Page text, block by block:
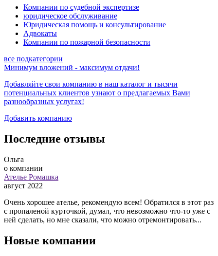
Компании по судебной экспертизе
юридическое обслуживание
Юридическая помощь и консультирование
Адвокаты
Компании по пожарной безопасности
все подкатегории
Минимум вложений - максимум отдачи!
Добавляйте свои компанию в наш каталог и тысячи
потенциальных клиентов узнают о предлагаемых Вами
разнообразных услугах!
Добавить компанию
Последние отзывы
Ольга
о компании
Ателье Ромашка
август 2022
Очень хорошее ателье, рекомендую всем! Обратился в этот раз
с пропаленой курточкой, думал, что невозможно что-то уже с
ней сделать, но мне сказали, что можно отремонтировать...
Новые компании